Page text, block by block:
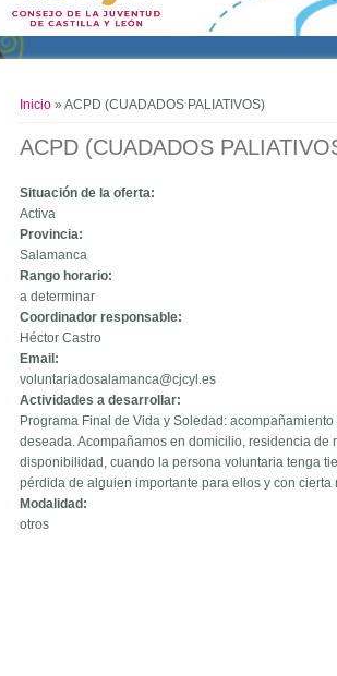
Usted está aquí
Inicio » ACPD (CUADADOS PALIATIVOS)
ACPD (CUADADOS
Situación de la oferta:
Activa
Provincia:
Salamanca
Rango horario:
a determinar
Coordinador responsable:
Héctor Castro
Email:
voluntariadosalamanca@cjcyl.es
Actividades a desarrollar:
Programa Final de Vida y Soledad:
deseada. Acompañamos en domicilio, residencia
disponibilidad, cuando la persona voluntaria tenga
pérdida de alguien importante para ellos y con cierta
Modalidad:
otros